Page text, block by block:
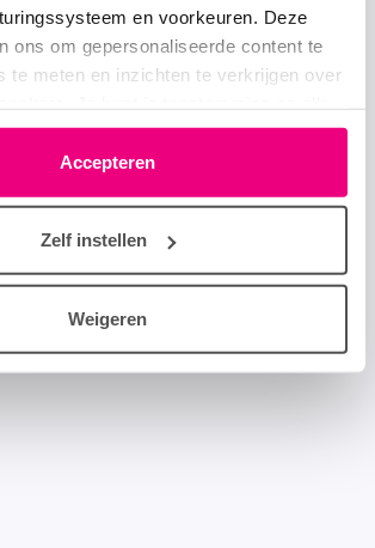
en voorkeuren. Deze
ons om gepersonaliseerde content te
te meten en inzichten te verkrijgen over
of intrekken via het cookie-icoontje
De lijst met partners is te vinden
Accepteren
Zelf instellen
Weigeren